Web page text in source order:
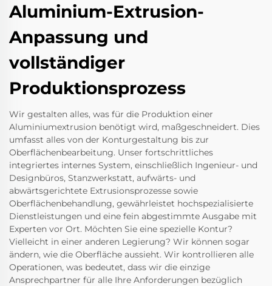
Aluminium-Extrusion-
Anpassung und
vollständiger
Produktionsprozess
Wir gestalten alles, was für die Produktion einer
Aluminiumextrusion benötigt wird, maßgeschneidert. Dies
umfasst alles von der Konturgestaltung bis zur
Oberflächenbearbeitung. Unser fortschrittliches
integriertes internes System, einschließlich Ingenieur- und
Designbüros, Stanzwerkstatt, aufwärts- und
abwärtsgerichtete Extrusionsprozesse sowie
Oberflächenbehandlung, gewährleistet hochspezialisierte
Dienstleistungen und eine fein abgestimmte Ausgabe mit
Experten vor Ort. Möchten Sie eine spezielle Kontur?
Vielleicht in einer anderen Legierung? Wir können sogar
ändern, wie die Oberfläche aussieht. Wir kontrollieren alle
Operationen, was bedeutet, dass wir die einzige
Ansprechpartner für alle Ihre Anforderungen bezüglich